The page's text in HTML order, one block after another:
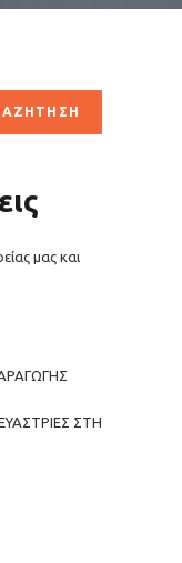
μας και
ΣΤΗ